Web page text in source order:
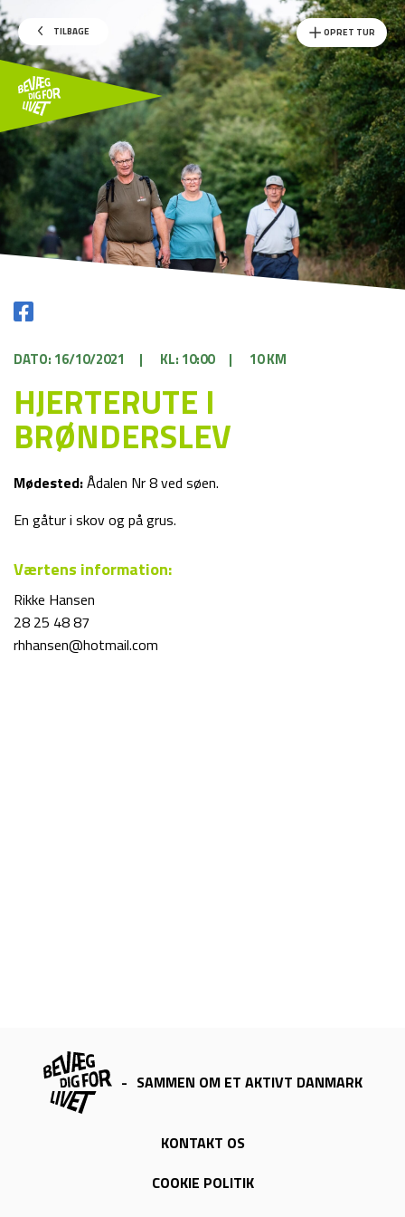
TILBAGE OPRET TUR
DATO: 16/10/2021 | KL: 10:00 | 10 KM
HJERTERUTE I
BRØNDERSLEV
Mødested:Ådalen Nr 8 ved søen.
En gåtur i skov og på grus.
Værtens information:
Rikke Hansen
28 25 48 87
rhhansen@hotmail.com
- SAMMEN OM ET AKTIVT DANMARK
KONTAKT OS
COOKIE POLITIK